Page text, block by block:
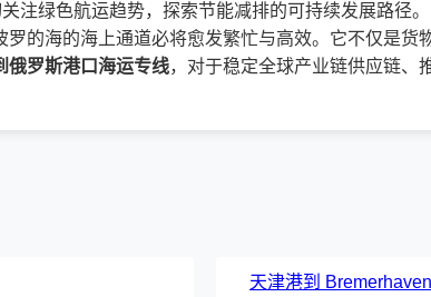
注绿色航运趋势，探索节能减排的可持续发展路径。
的海的海上通道必将愈发繁忙与高效。它不仅是
俄罗斯港口海运专线，对于稳定全球产业链供应链、
天津港到